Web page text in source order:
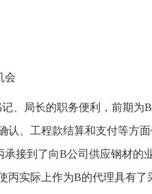
会
、局长的职务便利，前期为
、工程款结算和支付等方
接到了向B公司供应钢材的
丙实际上作为B的代理具有